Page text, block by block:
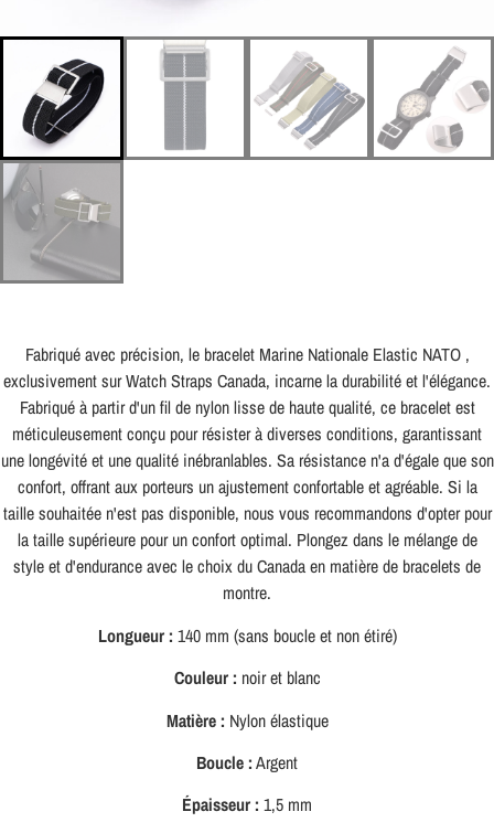
Fabriqué avec précision, le bracelet Marine Nationale Elastic NATO ,
exclusivement sur Watch Straps Canada, incarne la durabilité et l'élégance.
Fabriqué à partir d'un fil de nylon lisse de haute qualité, ce bracelet est
méticuleusement conçu pour résister à diverses conditions, garantissant
une longévité et une qualité inébranlables. Sa résistance n'a d'égale que son
confort, offrant aux porteurs un ajustement confortable et agréable. Si la
taille souhaitée n'est pas disponible, nous vous recommandons d'opter pour
la taille supérieure pour un confort optimal. Plongez dans le mélange de
style et d'endurance avec le choix du Canada en matière de bracelets de
montre.
Longueur : 140 mm (sans boucle et non étiré)
Couleur : noir et blanc
Matière : Nylon élastique
Boucle :Argent
Épaisseur : 1,5 mm